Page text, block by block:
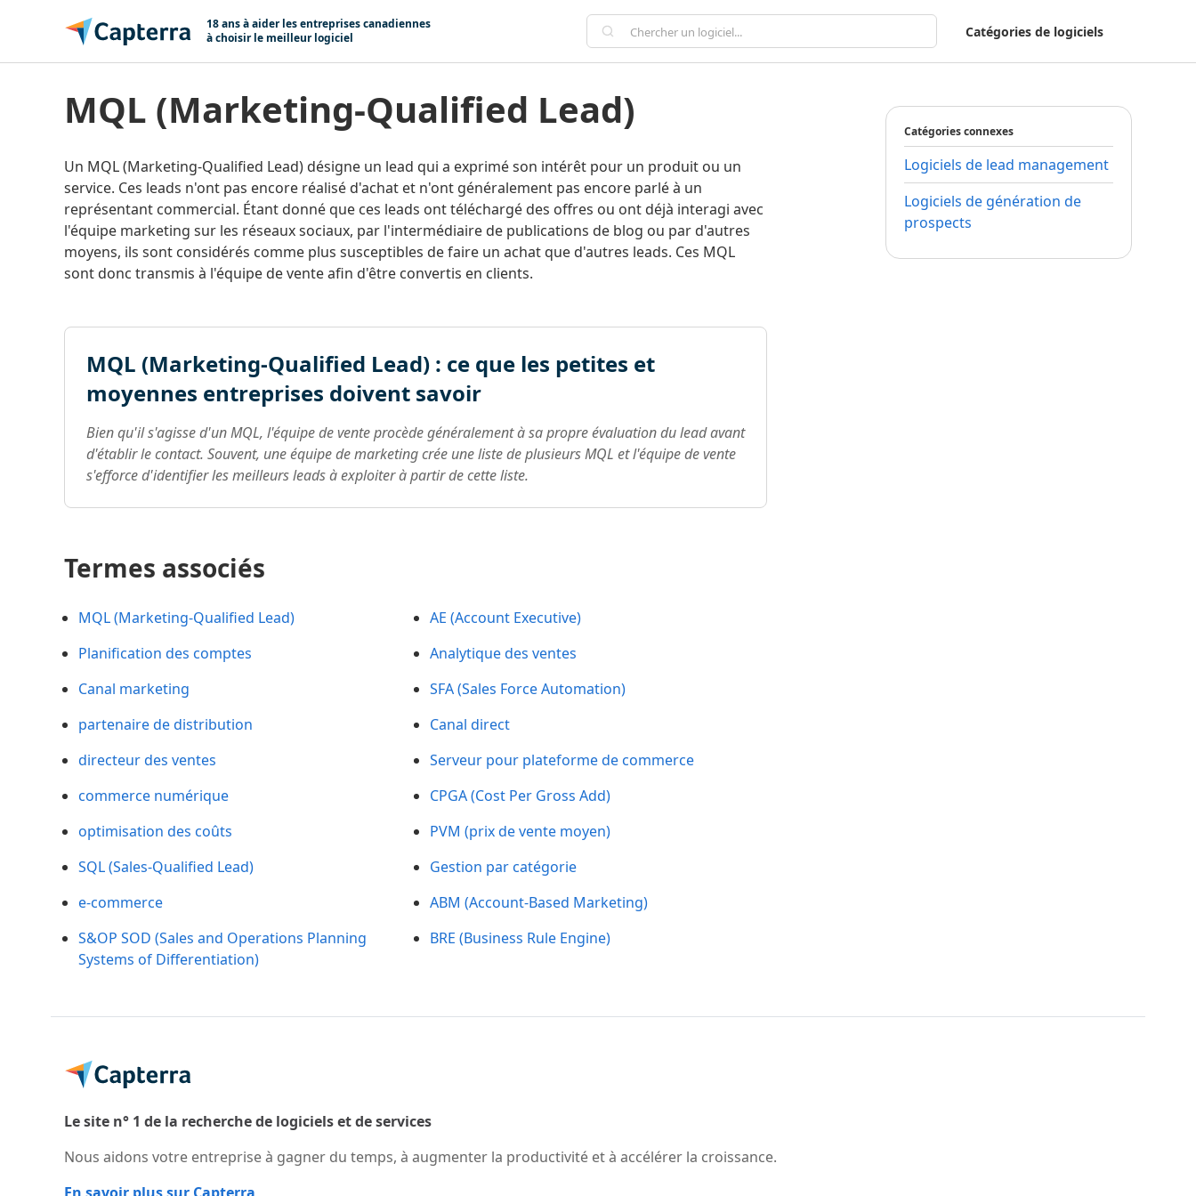
Passer au contenu
18 ans à aider les entreprises canadiennes
à choisir le meilleur logiciel
Catégories de logiciels
MQL (Marketing-Qualified Lead)
Un MQL (Marketing-Qualified Lead) désigne un lead qui a exprimé son intérêt pour un produit ou un
service. Ces leads n'ont pas encore réalisé d'achat et n'ont généralement pas encore parlé à un
représentant commercial. Étant donné que ces leads ont téléchargé des offres ou ont déjà interagi avec
l'équipe marketing sur les réseaux sociaux, par l'intermédiaire de publications de blog ou par d'autres
moyens, ils sont considérés comme plus susceptibles de faire un achat que d'autres leads. Ces MQL
sont donc transmis à l'équipe de vente afin d'être convertis en clients.
MQL (Marketing-Qualified Lead) : ce que les petites et
moyennes entreprises doivent savoir
Bien qu'il s'agisse d'un MQL, l'équipe de vente procède généralement à sa propre évaluation du lead avant
d'établir le contact. Souvent, une équipe de marketing crée une liste de plusieurs MQL et l'équipe de vente
s'efforce d'identifier les meilleurs leads à exploiter à partir de cette liste.
Termes associés
MQL (Marketing-Qualified Lead)
Planification des comptes
Canal marketing
partenaire de distribution
directeur des ventes
commerce numérique
optimisation des coûts
SQL (Sales-Qualified Lead)
e-commerce
S&OP SOD (Sales and Operations Planning
Systems of Differentiation)
AE (Account Executive)
Analytique des ventes
SFA (Sales Force Automation)
Canal direct
Serveur pour plateforme de commerce
CPGA (Cost Per Gross Add)
PVM (prix de vente moyen)
Gestion par catégorie
ABM (Account-Based Marketing)
BRE (Business Rule Engine)
Catégories connexes
Logiciels de lead management
Logiciels de génération de
prospects
Le site n° 1 de la recherche de logiciels et de services
Nous aidons votre entreprise à gagner du temps, à augmenter la productivité et à accélérer la croissance.